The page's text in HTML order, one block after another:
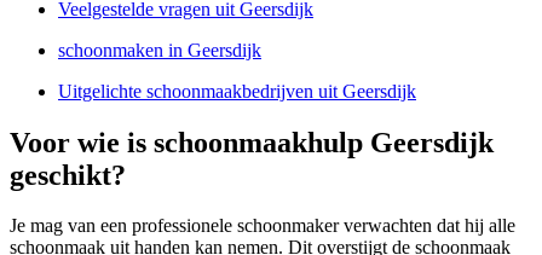
Veelgestelde vragen uit Geersdijk
schoonmaken in Geersdijk
Uitgelichte schoonmaakbedrijven uit Geersdijk
Voor wie is schoonmaakhulp Geersdijk
geschikt?
Je mag van een professionele schoonmaker verwachten dat hij alle
schoonmaak uit handen kan nemen. Dit overstijgt de schoonmaak